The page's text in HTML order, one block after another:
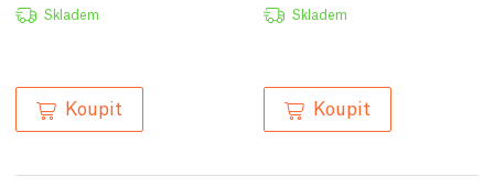
Skladem
Koupit
Skladem
Koupit